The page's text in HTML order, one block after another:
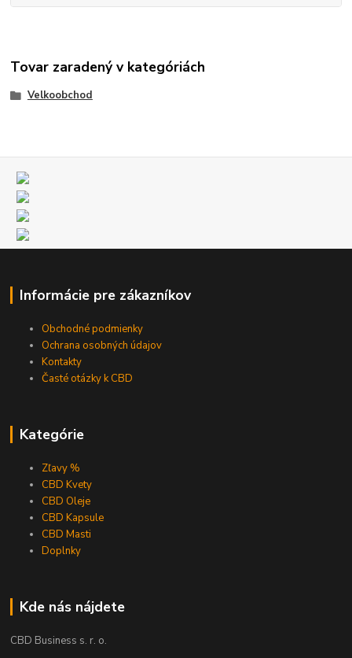
Tovar zaradený v kategóriách
Velkoobchod
Informácie pre zákazníkov
Obchodné podmienky
Ochrana osobných údajov
Kontakty
Časté otázky k CBD
Kategórie
Zľavy %
CBD Kvety
CBD Oleje
CBD Kapsule
CBD Masti
Doplnky
Kde nás nájdete
CBD Business s. r. o.